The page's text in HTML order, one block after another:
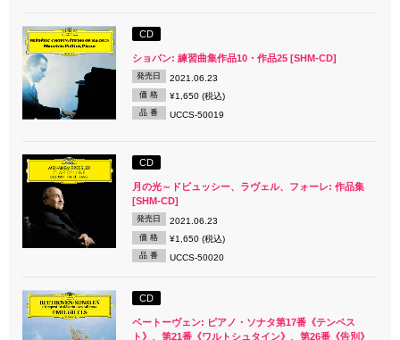
CD
ショパン: 練習曲集作品10・作品25 [SHM-CD]
発売日 2021.06.23
価 格 ¥1,650 (税込)
品 番 UCCS-50019
CD
月の光～ドビュッシー、ラヴェル、フォーレ: 作品集
[SHM-CD]
発売日 2021.06.23
価 格 ¥1,650 (税込)
品 番 UCCS-50020
CD
ベートーヴェン: ピアノ・ソナタ第17番《テンペス
ト》、第21番《ワルトシュタイン》、第26番《告別》